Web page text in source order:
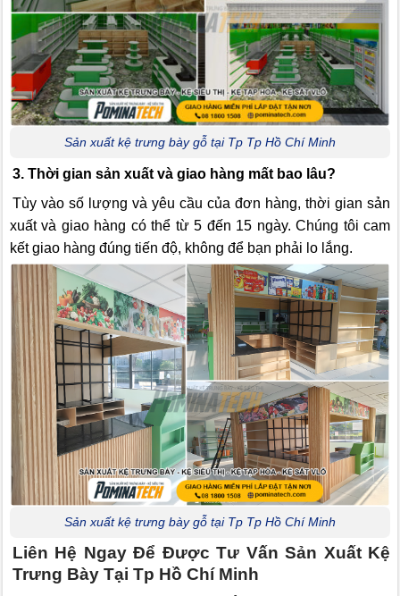
Sản xuất kệ trưng bày gỗ tại Tp Tp Hồ Chí Minh
3. Thời gian sản xuất và giao hàng mất bao lâu?
Tùy vào số lượng và yêu cầu của đơn hàng, thời gian sản
xuất và giao hàng có thể từ 5 đến 15 ngày. Chúng tôi cam
kết giao hàng đúng tiến độ, không để bạn phải lo lắng.
Sản xuất kệ trưng bày gỗ tại Tp Tp Hồ Chí Minh
Liên Hệ Ngay Để Được Tư Vấn Sản Xuất Kệ
Trưng Bày Tại Tp Hồ Chí Minh